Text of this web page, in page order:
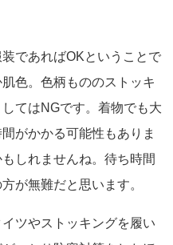
であればOKということで
色。色柄もののストッキ
てはNGです。着物でも大
がかかる可能性もありま
しれませんね。待ち時間
が無難だと思います。
ツやストッキングを履い